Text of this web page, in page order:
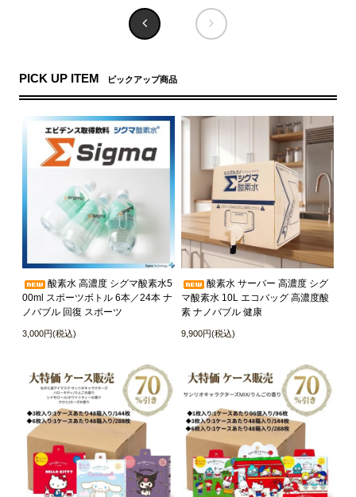
PICK UP ITEM ピックアップ商品
酸素水 高濃度 シグマ酸素水5
00ml スポーツボトル 6本／24本 ナ
ノバブル 回復 スポーツ
3,000円(税込)
酸素水 サーバー 高濃度 シグ
マ酸素水 10L エコバッグ 高濃度酸
素 ナノバブル 健康
9,900円(税込)